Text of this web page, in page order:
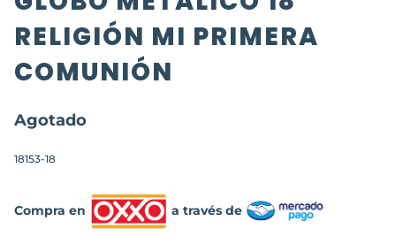
RELIGIÓN MI PRIMERA
COMUNIÓN
Agotado
18153-18
Compra en a través de